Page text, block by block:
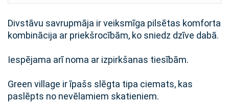
Divstāvu savrupmāja ir veiksmīga pilsētas komforta
kombinācija ar priekšrocībām, ko sniedz dzīve dabā.
Iespējama arī noma ar izpirkšanas tiesībām.
Green village ir īpašs slēgta tipa ciemats, kas
paslēpts no nevēlamiem skatieniem.